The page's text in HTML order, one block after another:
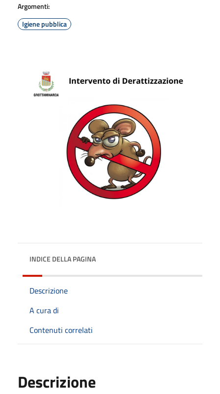
Argomenti:
Igiene pubblica
INDICE DELLA PAGINA
Descrizione
A cura di
Contenuti correlati
Descrizione